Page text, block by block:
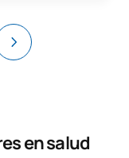
en salud